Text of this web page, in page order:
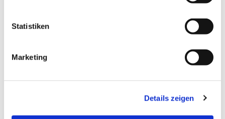
Statistiken
Marketing
Details zeigen